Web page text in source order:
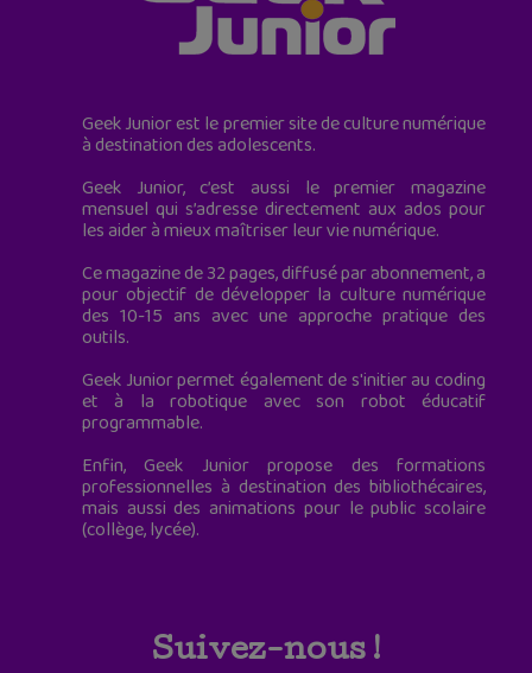
Geek Junior est le premier site de culture numérique
à destination des adolescents.
Geek Junior, c’est aussi le premier magazine
mensuel qui s’adresse directement aux ados pour
les aider à mieux maîtriser leur vie numérique.
Ce magazine de 32 pages, diffusé par abonnement, a
pour objectif de développer la culture numérique
des 10-15 ans avec une approche pratique des
outils.
Geek Junior permet également de s'initier au coding
et à la robotique avec son robot éducatif
programmable.
Enfin, Geek Junior propose des formations
professionnelles à destination des bibliothécaires,
mais aussi des animations pour le public scolaire
(collège, lycée).
Suivez-nous !